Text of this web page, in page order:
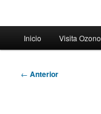
principal– Blog
principal
Inicio Visita
Navegación
← Anterior